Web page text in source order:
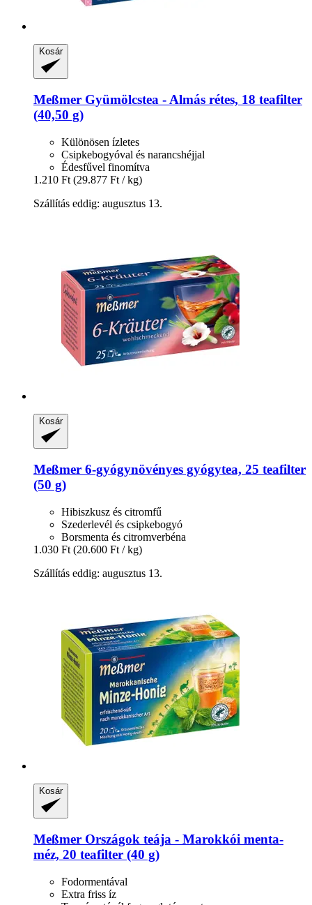
Kosár
Meßmer Gyümölcstea -​ Almás rétes, 18 teafilter
(40,50 g)
Különösen ízletes
Csipkebogyóval és narancshéjjal
Édesfűvel finomítva
1.210 Ft (29.877 Ft / kg)
Szállítás eddig: augusztus 13.
Kosár
Meßmer 6-​gyógynövényes gyógytea, 25 teafilter
(50 g)
Hibiszkusz és citromfű
Szederlevél és csipkebogyó
Borsmenta és citromverbéna
1.030 Ft (20.600 Ft / kg)
Szállítás eddig: augusztus 13.
Kosár
Meßmer Országok teája -​ Marokkói menta-​
méz, 20 teafilter (40 g)
Fodormentával
Extra friss íz